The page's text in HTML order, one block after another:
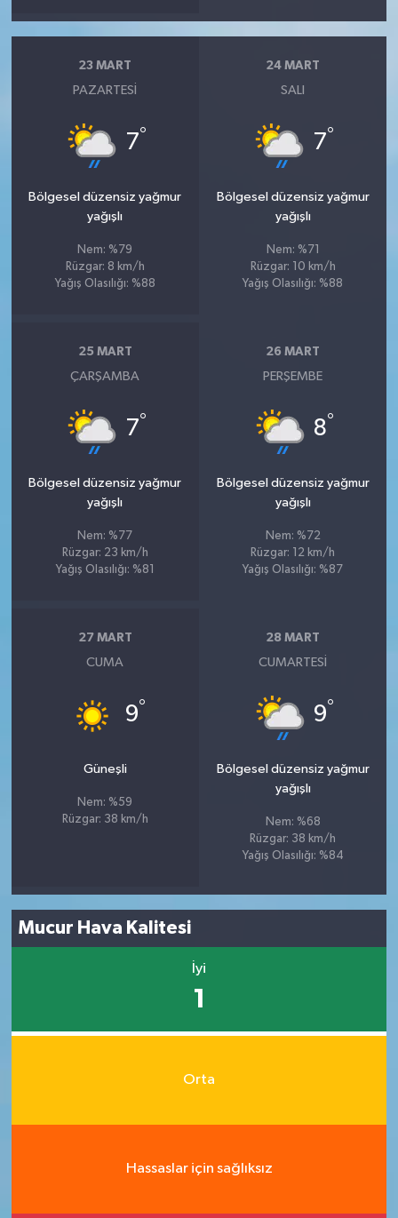
23 MART
PAZARTESI
7°
Bölgesel düzensiz yağmur
yağışlı
Nem: %79
Rüzgar: 8 km/h
Yağış Olasılığı: %88
24 MART
SALI
7°
Bölgesel düzensiz yağmur
yağışlı
Nem: %71
Rüzgar: 10 km/h
Yağış Olasılığı: %88
25 MART
ÇARŞAMBA
7°
Bölgesel düzensiz yağmur
yağışlı
Nem: %77
Rüzgar: 23 km/h
Yağış Olasılığı: %81
26 MART
PERŞEMBE
8°
Bölgesel düzensiz yağmur
yağışlı
Nem: %72
Rüzgar: 12 km/h
Yağış Olasılığı: %87
27 MART
CUMA
9°
Güneşli
Nem: %59
Rüzgar: 38 km/h
28 MART
CUMARTESI
9°
Bölgesel düzensiz yağmur
yağışlı
Nem: %68
Rüzgar: 38 km/h
Yağış Olasılığı: %84
Mucur Hava Kalitesi
İyi
1
Orta
Hassaslar için sağlıksız